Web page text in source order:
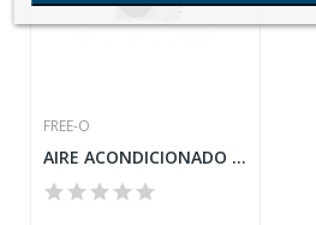
FREE-O
AIRE ACONDICIONADO INVERTER FREE-O FRIO/CALOR...